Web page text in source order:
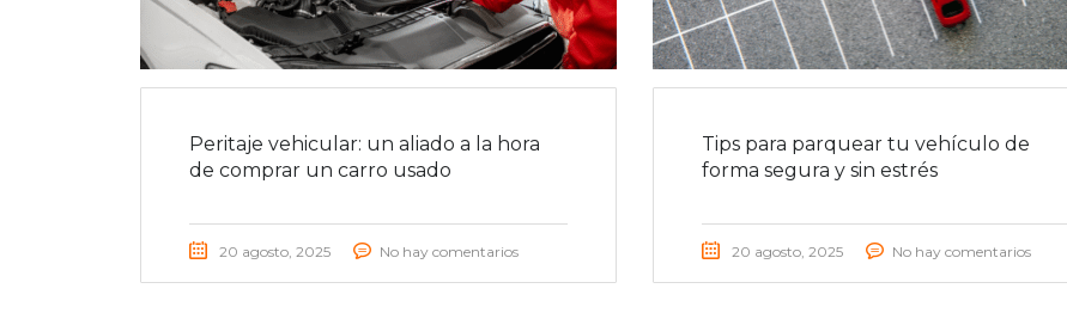
Peritaje vehicular: un aliado a la hora
de comprar un carro usado
20 agosto, 2025 No hay comentarios
Tips para parquear tu vehículo de
forma segura y sin estrés
20 agosto, 2025 No hay comentarios